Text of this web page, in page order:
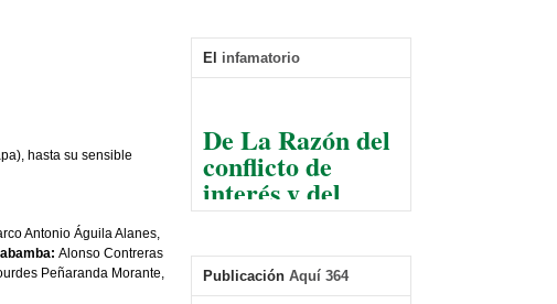
hasta su sensible
Antonio Águila Alanes,
Alonso Contreras
Peñaranda Morante,
tráfico de personas
taller de software estadístico en
la UMSA
Sábado, 14 Septiembre 2024
certificados por apoyo al
Séptimo Encuentro de
El infamatorio
De La Razón del
conflicto de
interés y del
razonable arte
y esconder la
mano
Publicación Aquí 364